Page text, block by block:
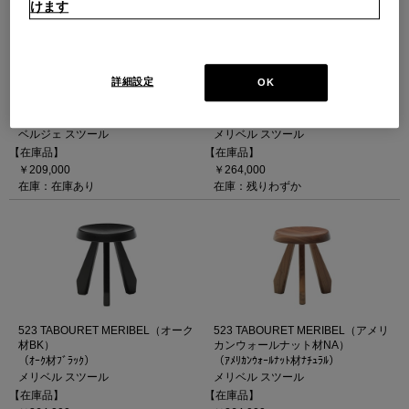
524 TABOURET BERGER（アメリ
ベルジェ スツール
【在庫品】
￥209,000
在庫：在庫あり
523 TABOURET MERIBEL（オーク
材NA）
メリベル スツール
【在庫品】
￥264,000
在庫：残りわずか
523 TABOURET MERIBEL（オーク
材BK）
（ｵｰｸ材ﾌﾞﾗｯｸ）
メリベル スツール
【在庫品】
523 TABOURET MERIBEL（アメリ
カンウォールナット材NA）
（ｱﾒﾘｶﾝｳｫｰﾙﾅｯﾄ材ﾅﾁｭﾗﾙ）
メリベル スツール
【在庫品】
けます
OK
詳細設定